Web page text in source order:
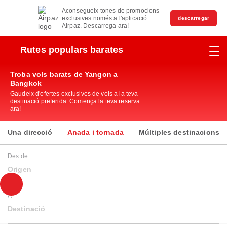
Aconsegueix tones de promocions
exclusives només a l'aplicació
Airpaz. Descarrega ara!
descarregar
Rutes populars barates
Troba vols barats de Yangon a
Bangkok
Gaudeix d'ofertes exclusives de vols a la teva
destinació preferida. Comença la teva reserva
ara!
Una direcció Anada i tornada Múltiples destinacions
Des de
Origen
A
Destinació